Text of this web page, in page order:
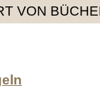
VON